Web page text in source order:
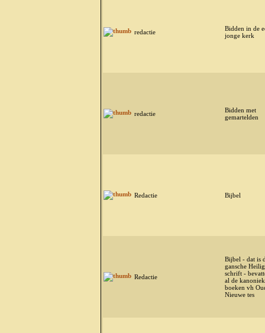
redactie
Bidden in de
jonge kerk
redactie
Bidden met
gemartelden
Redactie Bijbel
Redactie
Bijbel - dat is
gansche
schrift -
al de
boeken vh
Nieuwe tes